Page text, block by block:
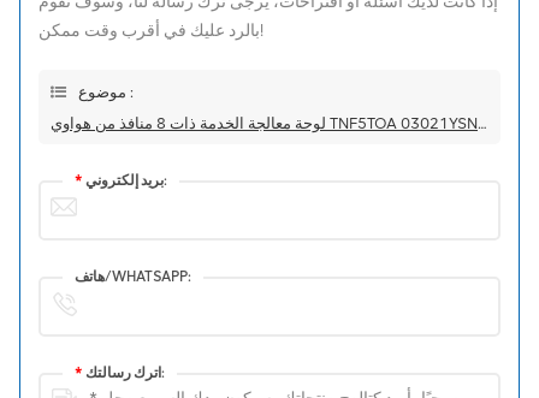
بالرد عليك في أقرب وقت ممكن!
موضوع :
لوحة معالجة الخدمة ذات 8 منافذ من هواوي TNF5TOA 03021YSN OSN1800V
* بريد إلكتروني:
هاتف/WHATSAPP:
* اترك رسالتك: